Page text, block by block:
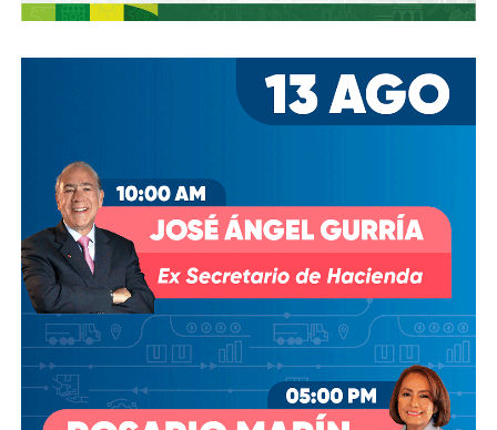
En pocas palabras,bajemos todos la velocidad… en
Arrancó la carrera, todos la van perdiendo |